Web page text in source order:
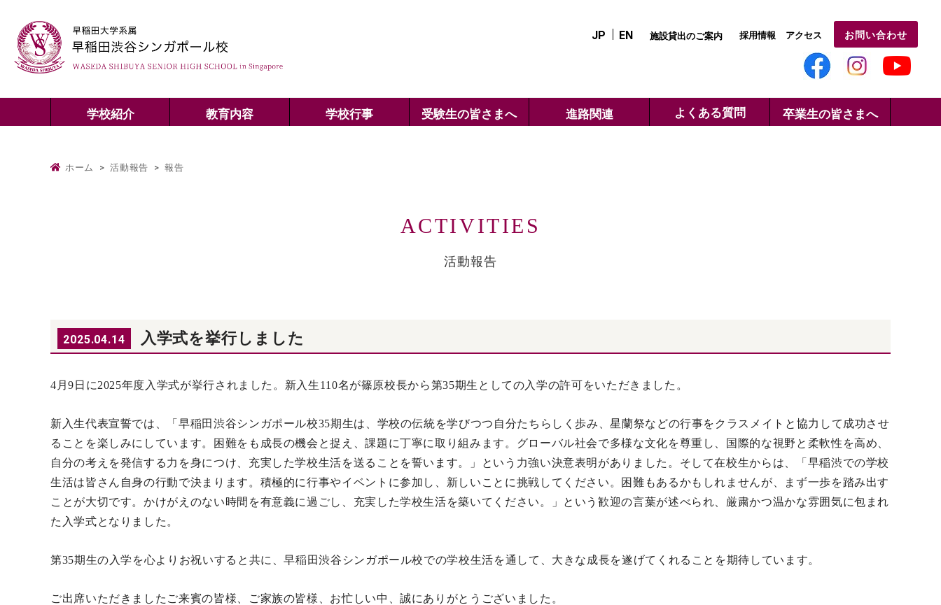
JP EN 施設貸出のご案内 採用情報 アクセス お問い合わせ
学校紹介 教育内容 学校行事 受験生の皆さまへ 進路関連 よくある質問 卒業生の皆さまへ
ホーム >活動報告 >報告
ACTIVITIES
活動報告
2025.04.14 入学式を挙行しました
4 月9日に2025年度入学式が挙行されました。新入生110名が篠原校長から第35期生としての入学の許可をいただきました。
新入生代表宣誓では、「早稲田渋谷シンガポール校35期生は、学校の伝統を学びつつ自分たちらしく歩み、星蘭祭などの行事をクラスメイトと協力して成功させ
ることを楽しみにしています。困難をも成長の機会と捉え、課題に丁寧に取り組みます。グローバル社会で多様な文化を尊重し、国際的な視野と柔軟性を高め、
自分の考えを発信する力を身につけ、充実した学校生活を送ることを誓います。
」という力強い決意表明がありました。そして在校生からは、「 早稲渋での学校
生活は皆さん自身の行動で決まります。積極的に行事やイベントに参加し、新しいことに挑戦してください。困難もあるかもしれませんが、まず一歩を踏み出す
ことが大切です。かけがえのない時間を有意義に過ごし、充実した学校生活を築いてください。」
という歓迎の言葉が述べられ、厳粛かつ温かな雰囲気に包まれ
た入学式となりました。
第35期生の入学を心よりお祝いすると共に、早稲田渋谷シンガポール校での学校生活を通して、大きな成長を遂げてくれることを期待しています。
ご出席いただきましたご来賓の皆様、ご家族の皆様、お忙しい中、誠にありがとうございました。